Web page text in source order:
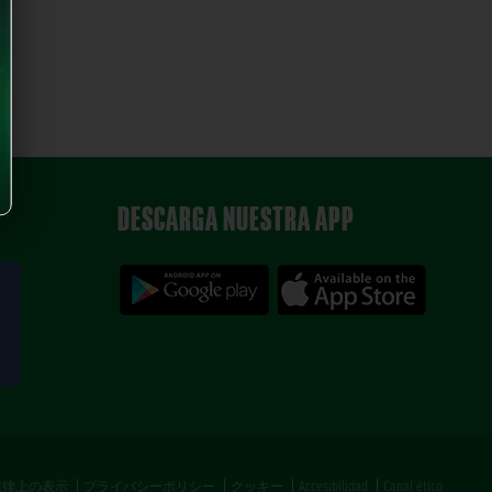
DESCARGA NUESTRA APP
上の表示 プライバシーポリシー クッキー Accesibilidad Canal ético